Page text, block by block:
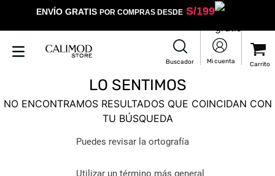
ENVÍO GRATIS POR COMPRAS DESDES/199
LO SENTIMOS
NO ENCONTRAMOS RESULTADOS QUE COINCIDAN CON
TU BÚSQUEDA
Puedes revisar la ortografía
Utilizar un término más general